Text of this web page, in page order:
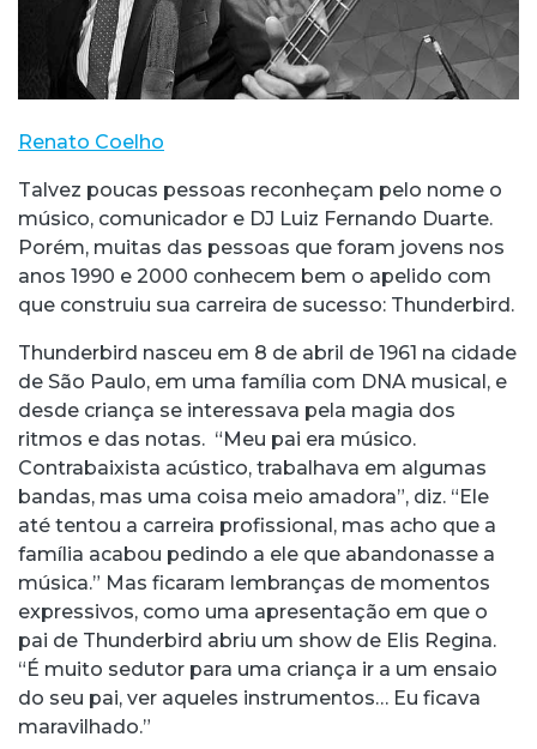
Renato Coelho
Talvez poucas pessoas reconheçam pelo nome o
músico, comunicador e DJ Luiz Fernando Duarte.
Porém, muitas das pessoas que foram jovens nos
anos 1990 e 2000 conhecem bem o apelido com
que construiu sua carreira de sucesso: Thunderbird.
Thunderbird nasceu em 8 de abril de 1961 na cidade
de São Paulo, em uma família com DNA musical, e
desde criança se interessava pela magia dos
ritmos e das notas. “Meu pai era músico.
Contrabaixista acústico, trabalhava em algumas
bandas, mas uma coisa meio amadora”, diz. “Ele
até tentou a carreira profissional, mas acho que a
família acabou pedindo a ele que abandonasse a
música.” Mas ficaram lembranças de momentos
expressivos, como uma apresentação em que o
pai de Thunderbird abriu um show de Elis Regina.
“É muito sedutor para uma criança ir a um ensaio
do seu pai, ver aqueles instrumentos… Eu ficava
maravilhado.”